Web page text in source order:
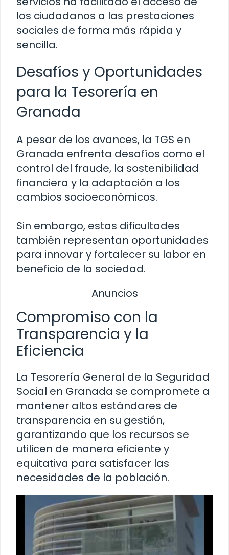
los ciudadanos a las prestaciones
sociales de forma más rápida y
sencilla.
Desafíos y Oportunidades
para la Tesorería en
Granada
A pesar de los avances, la TGS en
Granada enfrenta desafíos como el
control del fraude, la sostenibilidad
financiera y la adaptación a los
cambios socioeconómicos.
Sin embargo, estas dificultades
también representan oportunidades
para innovar y fortalecer su labor en
beneficio de la sociedad.
Anuncios
Compromiso con la
Transparencia y la
Eficiencia
La Tesorería General de la Seguridad
Social en Granada se compromete a
mantener altos estándares de
transparencia en su gestión,
garantizando que los recursos se
utilicen de manera eficiente y
equitativa para satisfacer las
necesidades de la población.